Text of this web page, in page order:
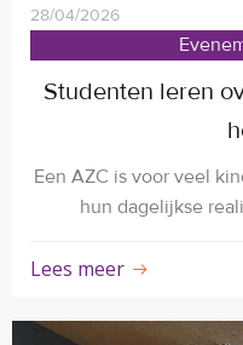
28/04/2026
Studenten leren
Een AZC is voor veel
hun dagelijkse
Lees meer